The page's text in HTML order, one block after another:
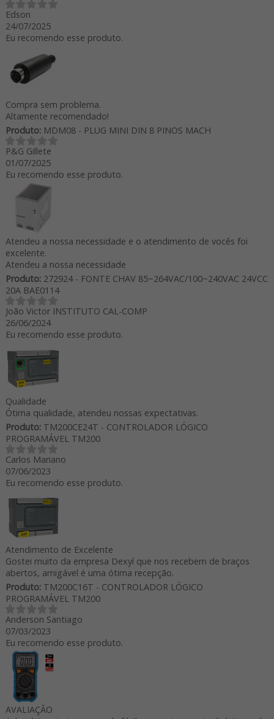
Edson
24/07/2025
Eu recomendo esse produto.
Compra sem problema.
Altamente recomendado!
Produto:MDM08 - PLUG MINI DIN 8 PINOS MACH
P&G Gillete
01/07/2025
Eu recomendo esse produto.
Atendeu a nossa necessidade e o atendimento de vocês foi
excelente.
Atendeu a nossa necessidade
Produto:272924 - FONTE CHAV 85~264VAC/100~240VAC 24VCC
20A BAE0114
João Victor INSTITUTO CAL-COMP
26/06/2024
Eu recomendo esse produto.
Qualidade
Ótima qualidade, atendeu nossas expectativas.
Produto:TM200CE24T - CONTROLADOR LÓGICO
PROGRAMÁVEL TM200
Carlos Mariano
07/06/2023
Eu recomendo esse produto.
Atendimento de Excelente
Gostei muito da empresa Dexyí que nos recebem de braços
abertos, amigável é uma ótima recepção.
Produto:TM200C16T - CONTROLADOR LÓGICO
PROGRAMÁVEL TM200
Anderson Santiago
07/03/2023
Eu recomendo esse produto.
AVALIAÇÃO